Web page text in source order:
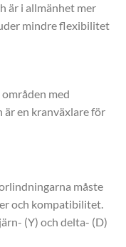
är i allmänhet mer
mindre flexibilitet
med
en kranväxlare för
måste
och kompatibilitet.
(Y) och delta- (D)